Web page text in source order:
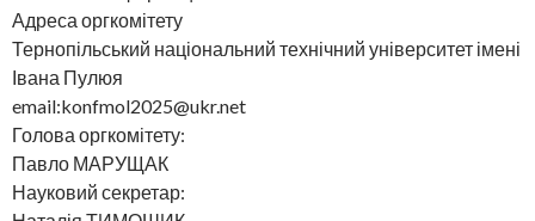
Адреса оргкомітету
Тернопільський національний технічний університет імені
Івана Пулюя
email:konfmol2025@ukr.net
Голова оргкомітету:
Павло МАРУЩАК
Науковий секретар: